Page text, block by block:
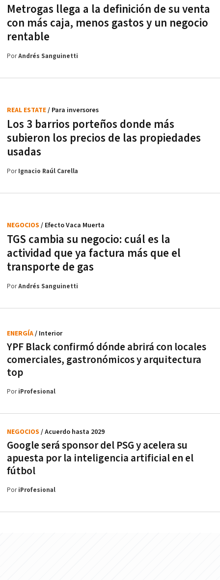
Metrogas llega a la definición de su venta
con más caja, menos gastos y un negocio
rentable
PorAndrés Sanguinetti
Los 3 barrios porteños donde más
subieron los precios de las propiedades
usadas
REAL ESTATE/ Para inversores
PorIgnacio Raúl Carella
TGS cambia su negocio: cuál es la
actividad que ya factura más que el
transporte de gas
NEGOCIOS / Efecto Vaca Muerta
PorAndrés Sanguinetti
YPF Black confirmó dónde abrirá con locales
comerciales, gastronómicos y arquitectura
top
ENERGÍA/ Interior
PoriProfesional
Google será sponsor del PSG y acelera su
apuesta por la inteligencia artificial en el
fútbol
NEGOCIOS / Acuerdo hasta 2029
PoriProfesional